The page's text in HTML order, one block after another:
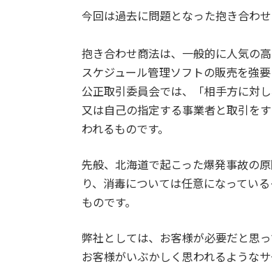
更
新
:
今回は過去に問題となった抱き合わ
抱き合わせ商法は、一般的に人気の
スケジュール管理ソフトの販売を強
公正取引委員会では、「相手方に対
又は自己の指定する事業者と取引を
われるものです。
先般、北海道で起こった爆発事故の
り、消毒については任意になってい
ものです。
弊社としては、お客様が必要だと思
お客様がいぶかしく思われるような